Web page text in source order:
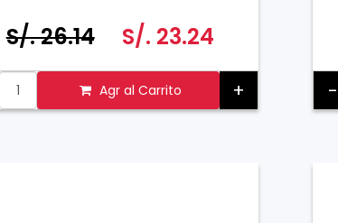
S/. 26.14 S/. 23.24
Agr al Carrito + -